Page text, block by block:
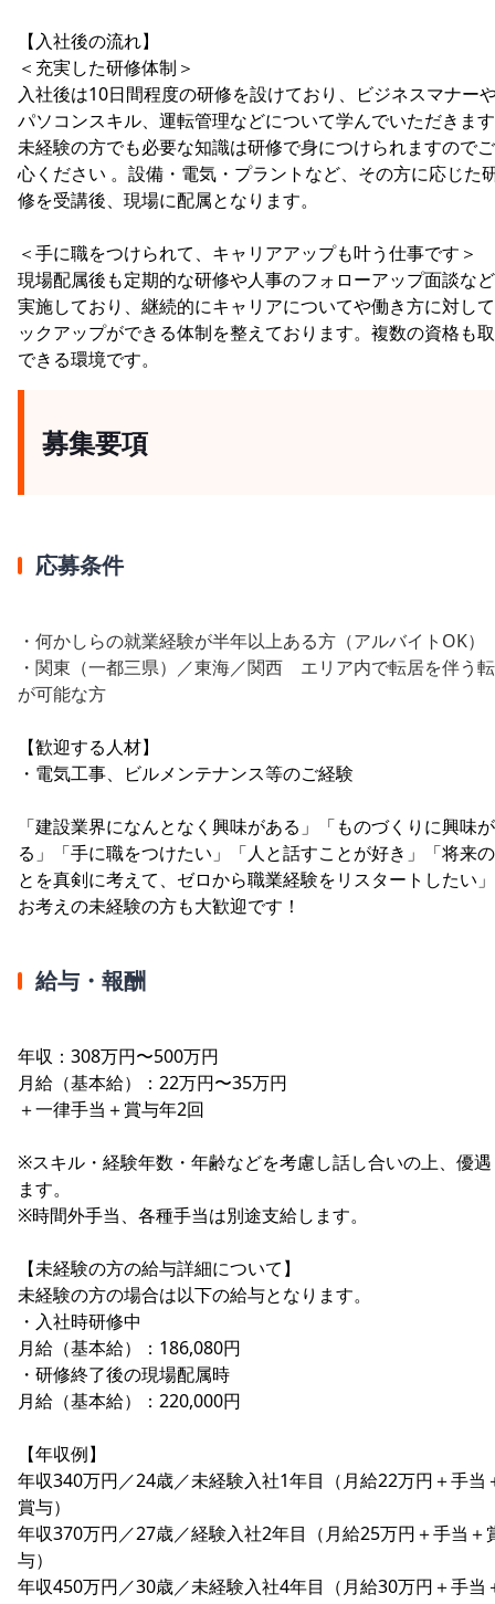
【入社後の流れ】
＜充実した研修体制＞
入社後は10日間程度の研修を設けており、ビジネスマナー
パソコンスキル、運転管理などについて学んでいただきま
未経験の方でも必要な知識は研修で身につけられますので
心ください 。設備・電気・プラントなど、その方に応じた
修を受講後、現場に配属となります。
＜手に職をつけられて、キャリアアップも叶う仕事です＞
現場配属後も定期的な研修や人事のフォローアップ面談な
実施しており、継続的にキャリアについてや働き方に対し
ックアップができる体制を整えております。複数の資格も
できる環境です。
募集要項
応募条件
・何かしらの就業経験が半年以上ある方（アルバイトOK）
・関東（一都三県）／東海／関西 エリア内で転居を伴う
が可能な方
【歓迎する人材】
・電気工事、ビルメンテナンス等のご経験
「建設業界になんとなく興味がある」「ものづくりに興味
る」「手に職をつけたい」「人と話すことが好き」「将来
とを真剣に考えて、ゼロから職業経験をリスタートしたい
お考えの未経験の方も大歓迎です！
給与・報酬
年収：308万円〜500万円
月給（基本給）：22万円〜35万円
＋一律手当＋賞与年2回
※スキル・経験年数・年齢などを考慮し話し合いの上、優
ます。
※時間外手当、各種手当は別途支給します。
【未経験の方の給与詳細について】
未経験の方の場合は以下の給与となります。
・入社時研修中
月給（基本給）：186,080円
・研修終了後の現場配属時
月給（基本給）：220,000円
【年収例】
年収340万円／24歳／未経験入社1年目（月給22万円＋手当
賞与）
年収370万円／27歳／経験入社2年目（月給25万円＋手当＋
与）
年収450万円／30歳／未経験入社4年目（月給30万円＋手当